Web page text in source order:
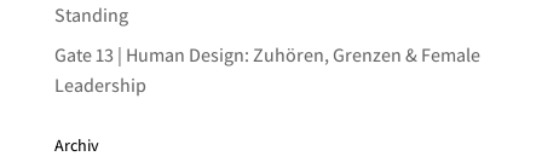
Standing
Gate 13 | Human Design: Zuhören, Grenzen & Female
Leadership
Archiv